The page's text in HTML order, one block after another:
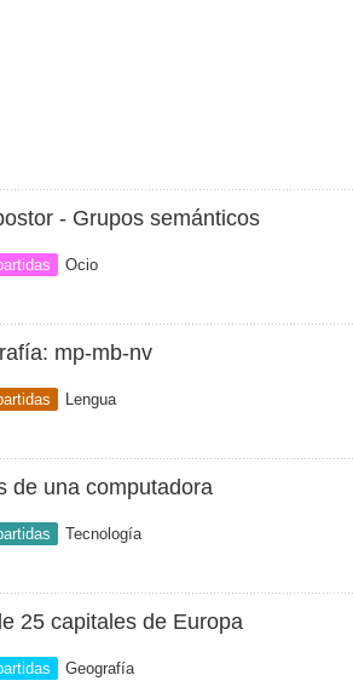
- Grupos semánticos
Ocio
mp-mb-nv
Lengua
de una computadora
Tecnología
25 capitales de Europa
Geografía